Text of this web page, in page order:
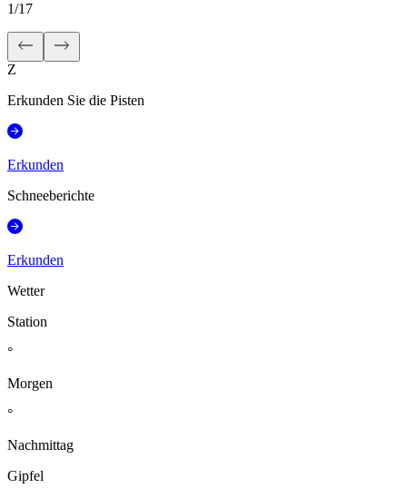
1/17
Z
Erkunden Sie die Pisten
Erkunden
Schneeberichte
Erkunden
Wetter
Station
°
Morgen
°
Nachmittag
Gipfel